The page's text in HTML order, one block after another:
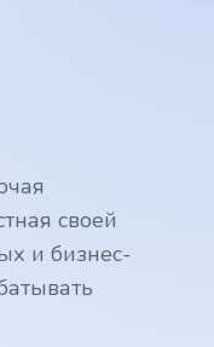
своей
и бизнес-